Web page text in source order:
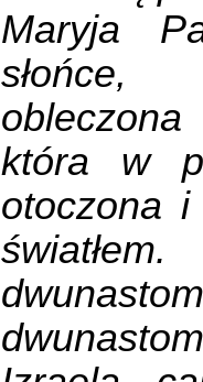
Maryja
słońce,
która w
otoczona